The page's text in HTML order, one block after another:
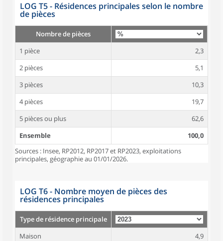
LOG T5 - Résidences principales selon le nombre
de pièces
Nombre de pièces
1 pièce
2,3
2 pièces
5,1
3 pièces
10,3
4 pièces
19,7
5 pièces ou plus
62,6
Ensemble
100,0
Sources : Insee, RP2012, RP2017 et RP2023, exploitations
principales, géographie au 01/01/2026.
LOG T6 - Nombre moyen de pièces des
résidences principales
Type de résidence principale
Maison
4,9